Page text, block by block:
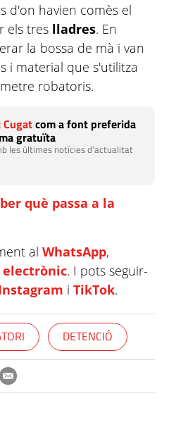
d'on havien comès el
els tres lladres. En
la bossa de mà i van
i material que s'utilitza
robatoris.
Cugatcom a font preferida
gratuïta
les últimes notícies d'actualitat
què passa a la
al WhatsApp,
. I pots seguir-
i TikTok.
DETENCIÓ